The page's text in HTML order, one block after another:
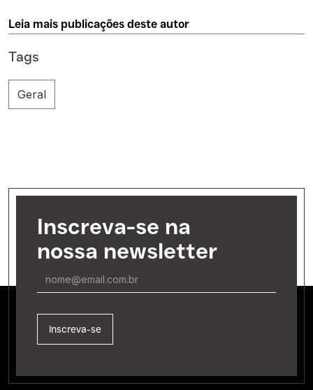
Leia mais publicações deste autor
Tags
Geral
Inscreva-se na
nossa newsletter